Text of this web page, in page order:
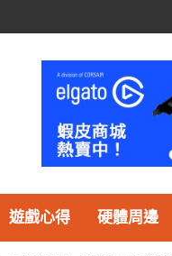
遊戲心得 硬體周邊